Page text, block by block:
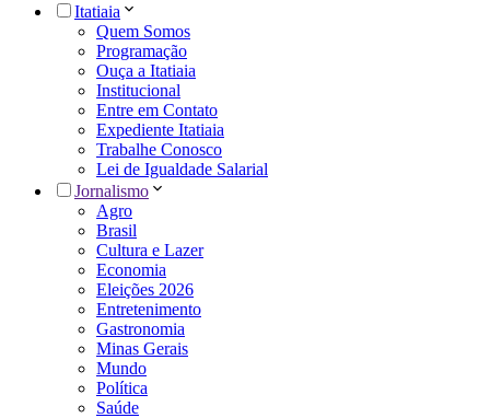
Itatiaia
Quem Somos
Programação
Ouça a Itatiaia
Institucional
Entre em Contato
Expediente Itatiaia
Trabalhe Conosco
Lei de Igualdade Salarial
Jornalismo
Agro
Brasil
Cultura e Lazer
Economia
Eleições 2026
Entretenimento
Gastronomia
Minas Gerais
Mundo
Política
Saúde